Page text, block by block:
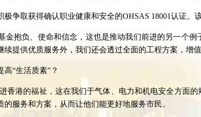
争取获得确认职业健康和安全的OHSAS 18001认证
金抱负、使命和信念，这也是推动我们前进的另一个
提供优质服务外，我们还会透过全面的工程方案，增
“生活质素”？
香港的福祉，这在我们于气体、电力和机电安全方面
服务和方案，从而让他们能更好地服务市民。